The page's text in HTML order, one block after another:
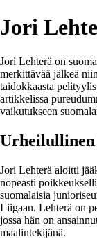
Jori
Jori Lehterä on
merkittävää jälkeä
taidokkaasta
artikkelissa
vaikutukseen
Urheilullinen
Jori Lehterä aloitti
nopeasti
suomalaisia
Liigaan. Lehterä on
jossa hän on
maalintekijänä.